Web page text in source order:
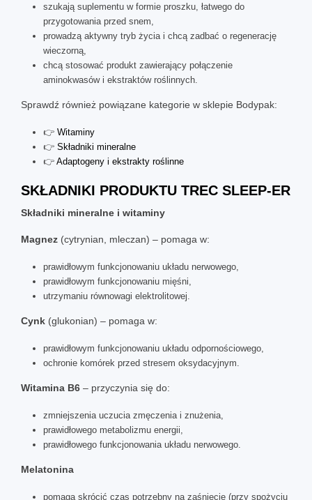
szukają suplementu w formie proszku, łatwego do
przygotowania przed snem,
prowadzą aktywny tryb życia i chcą zadbać o regenerację
wieczorną,
chcą stosować produkt zawierający połączenie
aminokwasów i ekstraktów roślinnych.
Sprawdź również powiązane kategorie w sklepie Bodypak:
👉 Witaminy
👉 Składniki mineralne
👉 Adaptogeny i ekstrakty roślinne
SKŁADNIKI PRODUKTU TREC SLEEP-ER
Składniki mineralne i witaminy
Magnez (cytrynian, mleczan) – pomaga w:
prawidłowym funkcjonowaniu układu nerwowego,
prawidłowym funkcjonowaniu mięśni,
utrzymaniu równowagi elektrolitowej.
Cynk (glukonian) – pomaga w:
prawidłowym funkcjonowaniu układu odpornościowego,
ochronie komórek przed stresem oksydacyjnym.
Witamina B6 – przyczynia się do:
zmniejszenia uczucia zmęczenia i znużenia,
prawidłowego metabolizmu energii,
prawidłowego funkcjonowania układu nerwowego.
Melatonina
pomaga skrócić czas potrzebny na zaśnięcie (przy spożyciu